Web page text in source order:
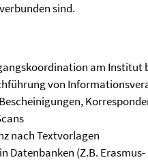
sind.
am Institut
von
nach Textvorlagen
Datenbanken (Z.B.